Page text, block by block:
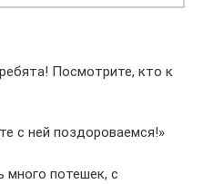
Посмотрите, кто к
с ней поздороваемся!»
много потешек, с